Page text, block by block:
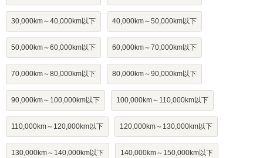
30,000km～40,000km以下 40,000km～50,000km以下
50,000km～60,000km以下 60,000km～70,000km以下
70,000km～80,000km以下 80,000km～90,000km以下
90,000km～100,000km以下 100,000km～110,000km以下
110,000km～120,000km以下 120,000km～130,000km以下
130,000km～140,000km以下 140,000km～150,000km以下